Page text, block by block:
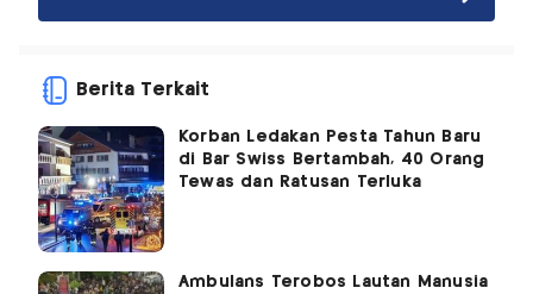
Berita Terkait
Korban Ledakan Pesta Tahun Baru
di Bar Swiss Bertambah, 40 Orang
Tewas dan Ratusan Terluka
Ambulans Terobos Lautan Manusia